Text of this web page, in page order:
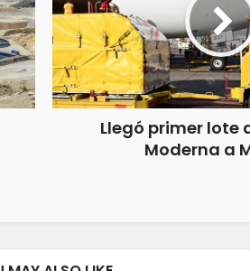
Llegó primer lote
Moderna a